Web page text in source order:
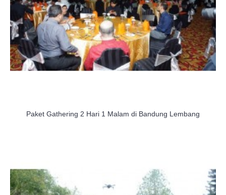
Paket Gathering 2 Hari 1 Malam di Bandung Lembang